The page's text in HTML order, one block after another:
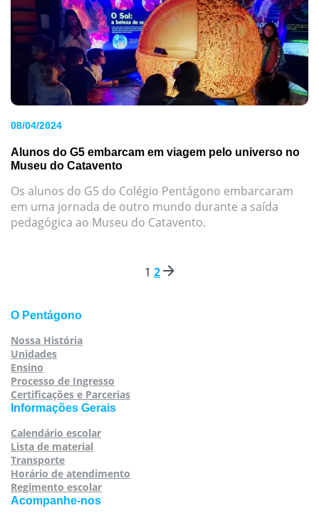
08/04/2024
Alunos do G5 embarcam em viagem pelo universo no
Museu do Catavento
Os alunos do G5 do Colégio Pentágono embarcaram
em uma jornada de outro mundo durante a saída
pedagógica ao Museu do Catavento.
Paginação
1 2
O Pentágono
Nossa História
Unidades
Ensino
Processo de Ingresso
Certificações e Parcerias
Informações Gerais
Calendário escolar
Lista de material
Transporte
Horário de atendimento
Regimento escolar
Acompanhe-nos